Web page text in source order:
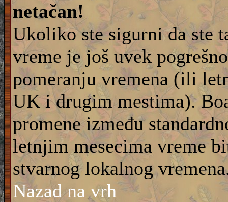
netačan!
Ukoliko ste sigurni da ste
vreme je još uvek
pomeranju vremena (ili
UK i drugim mestima).
promene između
letnjim mesecima vreme
stvarnog lokalnog
Nazad na vrh